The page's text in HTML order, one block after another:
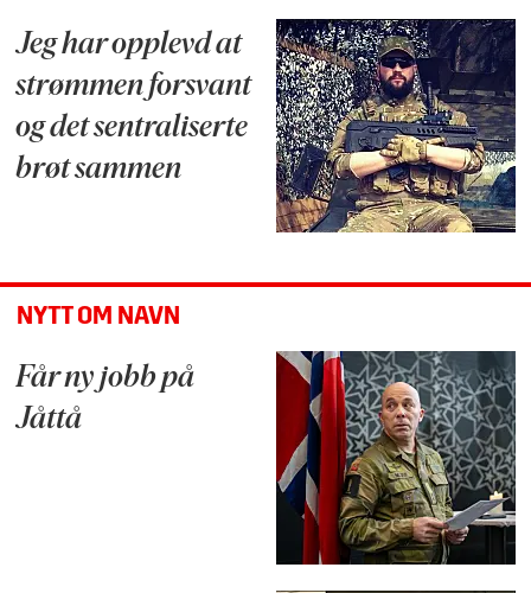
Jeg har opplevd at
strømmen forsvant
og det sentraliserte
brøt sammen
NYTT OM NAVN
Får ny jobb på
Jåttå